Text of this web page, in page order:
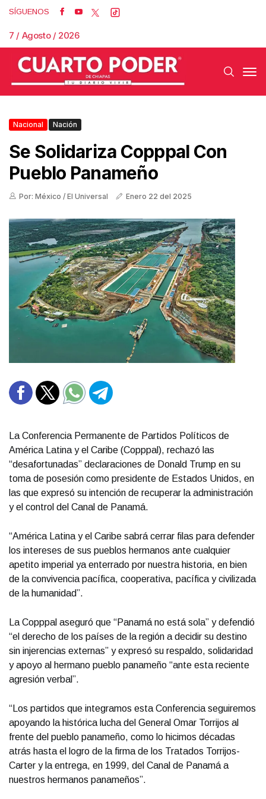
SÍGUENOS
7 / Agosto / 2026
Nacional Nación
Se Solidariza Copppal Con
Pueblo Panameño
Por: México / El Universal Enero 22 del 2025
La Conferencia Permanente de Partidos Políticos de
América Latina y el Caribe (Copppal), rechazó las
“desafortunadas” declaraciones de Donald Trump en su
toma de posesión como presidente de Estados Unidos, en
las que expresó su intención de recuperar la administración
y el control del Canal de Panamá.
“América Latina y el Caribe sabrá cerrar filas para defender
los intereses de sus pueblos hermanos ante cualquier
apetito imperial ya enterrado por nuestra historia, en bien
de la convivencia pacífica, cooperativa, pacífica y civilizada
de la humanidad”.
La Copppal aseguró que “Panamá no está sola” y defendió
“el derecho de los países de la región a decidir su destino
sin injerencias externas” y expresó su respaldo, solidaridad
y apoyo al hermano pueblo panameño “ante esta reciente
agresión verbal”.
“Los partidos que integramos esta Conferencia seguiremos
apoyando la histórica lucha del General Omar Torrijos al
frente del pueblo panameño, como lo hicimos décadas
atrás hasta el logro de la firma de los Tratados Torrijos-
Carter y la entrega, en 1999, del Canal de Panamá a
nuestros hermanos panameños”.